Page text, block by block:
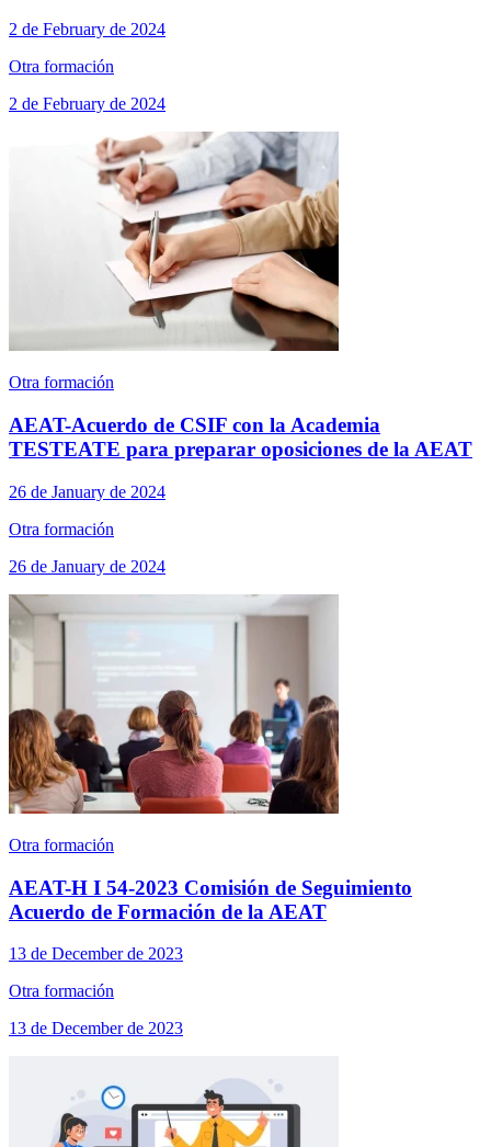
2 de February de 2024
Otra formación
2 de February de 2024
Otra formación
AEAT-Acuerdo de CSIF con la Academia
TESTEATE para preparar oposiciones de la AEAT
26 de January de 2024
Otra formación
26 de January de 2024
Otra formación
AEAT-H I 54-2023 Comisión de Seguimiento
Acuerdo de Formación de la AEAT
13 de December de 2023
Otra formación
13 de December de 2023